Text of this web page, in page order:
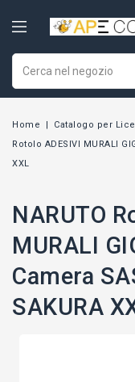
Home Catalogo per
Rotolo ADESIVI MURALI
XXL
NARUTO
MURALI
Camera
SAKURA